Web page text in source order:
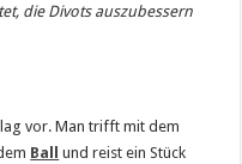
die Divots auszubessern
vor. Man trifft mit dem
Ball
und reist ein Stück